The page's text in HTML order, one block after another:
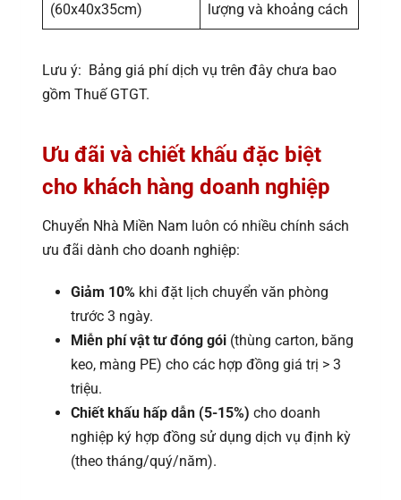
(60x40x35cm)
lượng và khoảng cách
Lưu ý: Bảng giá phí dịch vụ trên đây chưa bao
gồm Thuế GTGT.
Ưu đãi và chiết khấu đặc biệt
cho khách hàng doanh nghiệp
Chuyển Nhà Miền Nam luôn có nhiều chính sách
ưu đãi dành cho doanh nghiệp:
Giảm 10% khi đặt lịch chuyển văn phòng
trước 3 ngày.
Miễn phí vật tư đóng gói (thùng carton, băng
keo, màng PE) cho các hợp đồng giá trị > 3
triệu.
Chiết khấu hấp dẫn (5-15%) cho doanh
nghiệp ký hợp đồng sử dụng dịch vụ định kỳ
(theo tháng/quý/năm).